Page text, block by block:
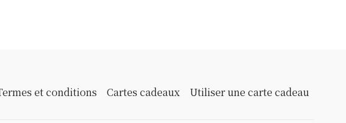
et conditions Cartes cadeaux Utiliser une carte cadeau